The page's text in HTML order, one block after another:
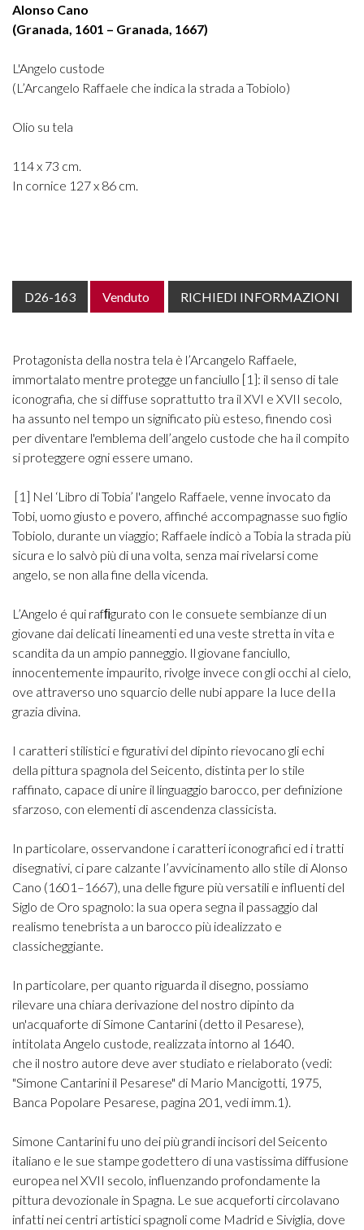
Alonso Cano
(Granada, 1601 – Granada, 1667)
L'Angelo custode
(L’Arcangelo Raffaele che indica la strada a Tobiolo)
Olio su tela
114 x 73 cm.
In cornice 127 x 86 cm.
D26-163 Venduto RICHIEDI INFORMAZIONI
Protagonista della nostra tela è l’Arcangelo Raffaele,
immortalato mentre protegge un fanciullo [1]: il senso di tale
iconografia, che si diffuse soprattutto tra il XVI e XVII secolo,
ha assunto nel tempo un significato più esteso, finendo così
per diventare l'emblema dell’angelo custode che ha il compito
si proteggere ogni essere umano.
[1] Nel ‘Libro di Tobia’ l'angelo Raffaele, venne invocato da
Tobi, uomo giusto e povero, affinché accompagnasse suo figlio
Tobiolo, durante un viaggio; Raffaele indicò a Tobia la strada più
sicura e lo salvò più di una volta, senza mai rivelarsi come
angelo, se non alla fine della vicenda.
L’Angelo é qui rafﬁgurato con Ie consuete sembianze di un
giovane dai delicati Iineamenti ed una veste stretta in vita e
scandita da un ampio panneggio. Il giovane fanciullo,
innocentemente impaurito, rivolge invece con gli occhi aI cielo,
ove attraverso uno squarcio delle nubi appare Ia Iuce deIIa
grazia divina.
I caratteri stilistici e figurativi del dipinto rievocano gli echi
della pittura spagnola del Seicento, distinta per lo stile
raffinato, capace di unire il linguaggio barocco, per definizione
sfarzoso, con elementi di ascendenza classicista.
In particolare, osservandone i caratteri iconografici ed i tratti
disegnativi, ci pare calzante l’avvicinamento allo stile di Alonso
Cano (1601–1667), una delle figure più versatili e influenti del
Siglo de Oro spagnolo: la sua opera segna il passaggio dal
realismo tenebrista a un barocco più idealizzato e
classicheggiante.
In particolare, per quanto riguarda il disegno, possiamo
rilevare una chiara derivazione del nostro dipinto da
un'acquaforte di Simone Cantarini (detto il Pesarese),
intitolata Angelo custode, realizzata intorno al 1640.
che il nostro autore deve aver studiato e rielaborato (vedi:
"Simone Cantarini il Pesarese" di Mario Mancigotti, 1975,
Banca Popolare Pesarese, pagina 201, vedi imm.1).
Simone Cantarini fu uno dei più grandi incisori del Seicento
italiano e le sue stampe godettero di una vastissima diffusione
europea nel XVII secolo, influenzando profondamente la
pittura devozionale in Spagna. Le sue acqueforti circolavano
infatti nei centri artistici spagnoli come Madrid e Siviglia, dove